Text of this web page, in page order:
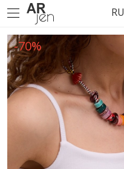
RU
-70%